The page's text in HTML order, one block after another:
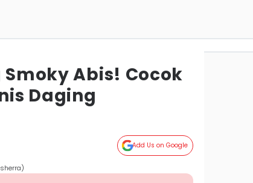
Smoky Abis! Cocok
Daging
Add Us on Google